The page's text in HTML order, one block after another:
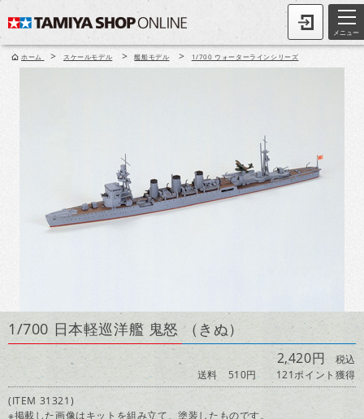
メニュー
ホーム > スケールモデル > 艦船モデル > 1/700 ウォーターラインシリーズ
1/700 日本軽巡洋艦 鬼怒 （きぬ）
2,420円 税込
送料 510円
121ポイント獲得
(ITEM 31321)
※掲載した画像はキットを組み立て、塗装したものです。